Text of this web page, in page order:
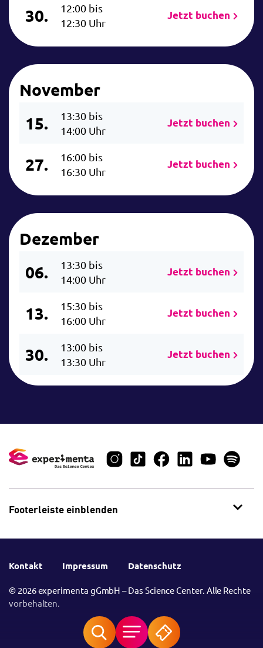
30.
12:00 bis
12:30 Uhr
Jetzt buchen
November
15.
13:30 bis
14:00 Uhr
Jetzt buchen
27.
16:00 bis
16:30 Uhr
Jetzt buchen
Dezember
06.
13:30 bis
14:00 Uhr
Jetzt buchen
13.
15:30 bis
16:00 Uhr
Jetzt buchen
30.
13:00 bis
13:30 Uhr
Jetzt buchen
Footerleiste einblenden
Kontakt Impressum Datenschutz
© 2026 experimenta gGmbH – Das Science Center. Alle Rechte
vorbehalten.